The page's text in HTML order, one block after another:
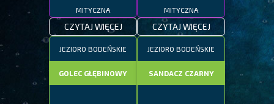
MITYCZNA
CZYTAJ WIĘCEJ
MITYCZNA
CZYTAJ WIĘCEJ
JEZIORO BODEŃSKIE
GOLEC GŁĘBINOWY
JEZIORO BODEŃSKIE
SANDACZ CZARNY